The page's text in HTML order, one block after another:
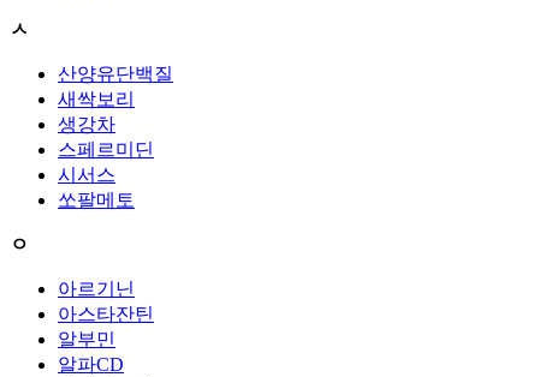
ㅅ
산양유단백질
새싹보리
생강차
스페르미딘
시서스
쏘팔메토
ㅇ
아르기닌
아스타잔틴
알부민
알파CD